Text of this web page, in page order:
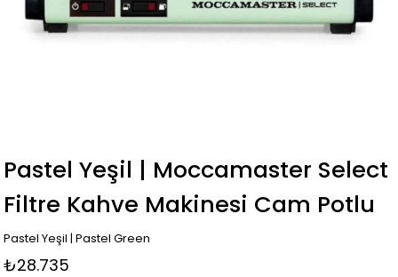
Pastel Yeşil | Moccamaster Select
Filtre Kahve Makinesi Cam Potlu
Pastel Yeşil | Pastel Green
₺28.735